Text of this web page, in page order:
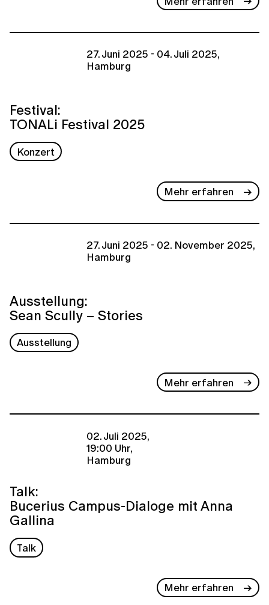
27. Juni 2025 - 04. Juli 2025,
Hamburg
Festival:
TONALi Festival 2025
Konzert
Mehr erfahren
27. Juni 2025 - 02. November 2025,
Hamburg
Ausstellung:
Sean Scully – Stories
Ausstellung
Mehr erfahren
02. Juli 2025,
19:00 Uhr,
Hamburg
Talk:
Bucerius Campus-Dialoge mit Anna
Gallina
Talk
Mehr erfahren